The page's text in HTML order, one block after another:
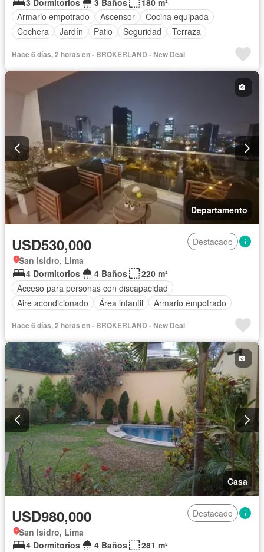
Armario empotrado
Ascensor
Cocina equipada
Cochera
Jardín Patio Seguridad
Terraza
Hace 6 días, 2 horas en - BROKERLAND - New Deal
Departamento
USD530,000
Destacado
San Isidro, Lima
4 Dormitorios
4 Baños
220 m²
Acceso para personas con discapacidad
Aire acondicionado
Área infantil
Armario empotrado
Tanque de agua
Cocina equipada
Cuarto de servicio
Cochera
Gas natural Gimnasio Internet
Jacuzzi
Jardín
Patio Piscina Vigilante Sauna
Seguridad
Terraza
Vista panorámica Wifi Sin amoblar
Hace 6 días, 2 horas en - BROKERLAND - New Deal
Casa
USD980,000
Destacado
San Isidro, Lima
4 Dormitorios
4 Baños 281 m²